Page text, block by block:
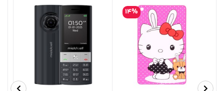
1,509,000 تومان
1,959,000
خرید
100,000 تومان
120,000
14%